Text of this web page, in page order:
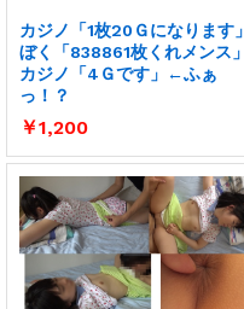
カジノ「1枚20Ｇになります」
ぼく「838861枚くれメンス」
カジノ「4Ｇです」←ふぁ
っ！？
￥1,200